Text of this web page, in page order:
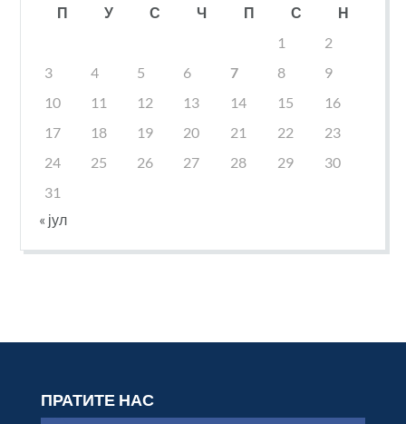
П У С Ч П С
Н
1
2
3
4 5 6 7 8
9
10
11 12 13 14 15
16
17
18 19 20 21 22
23
24
25 26 27 28 29
30
31
« јул
ПРАТИТЕ НАС